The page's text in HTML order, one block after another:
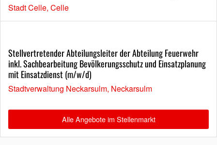
Stadt Celle, Celle
Stellvertretender Abteilungsleiter der Abteilung Feuerwehr
inkl. Sachbearbeitung Bevölkerungsschutz und Einsatzplanung
mit Einsatzdienst (m/w/d)
Stadtverwaltung Neckarsulm, Neckarsulm
Alle Angebote im Stellenmarkt